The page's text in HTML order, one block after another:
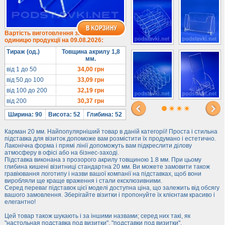
1/3 формату А4
Комбіновані
Навісні кишені
Менюхолдери
Під мобільні
Під біжутерію
Гірки та подіуми
Під косметику
Під солодке
Для хот-догів
Лототрони
Ящики з акрилу
Цінники
Засоби захисту
Інформ. стенди
Вартість виготовлення за
одиницю продукції на 09.08.2026:
Тираж (од.)
Товщина акрилу 1,8
мм.
від 1 до 50
34,00 грн
від 50 до 100
33,09 грн
від 100 до 200
32,19 грн
від 200
30,37 грн
Ширина: 90
Висота: 52 Глибина: 52
Карман 20 мм. Найпопулярніший товар в даній категорії! Проста і стильна
підставка для візиток допоможе вам розмістити їх продумано і естетично.
Лаконічна форма і прямі лінії допоможуть вам підкреслити ділову
атмосферу в офісі або на бізнес-заході.
Підставка виконана з прозорого акрилу товщиною 1.8 мм. При цьому
глибина кишені візитниці стандартна 20 мм. Ви можете замовити також
гравіювання логотипу і назви вашої компанії на підставках, щоб вони
виробляли ще краще враження і стали ексклюзивними.
Серед переваг підставок цієї моделі доступна ціна, що залежить від обсягу
вашого замовлення. Зберігайте візитки і пропонуйте їх клієнтам красиво і
елегантно!
Цей товар також шукають і за іншими назвами; серед них такі, як
"настольная подставка под визитки", "подставки под визитки".